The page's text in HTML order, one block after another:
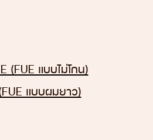
(FUE แบบไม่โกน)
แบบผมยาว)
ง หรือศีรษะล้าน ผู้ที่มีปัญหาสู
ต้องการให้มีแผลเป็นขนาดให
อาจมีดังนี้